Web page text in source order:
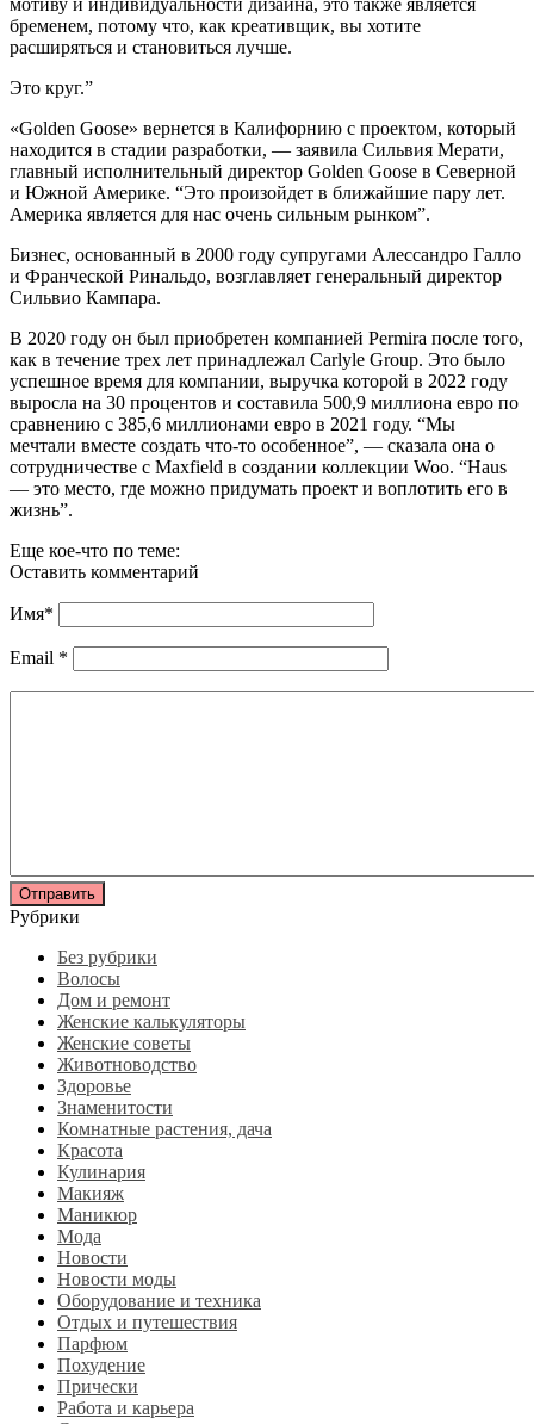
бременем, потому что, как креативщик, вы хотите
расширяться и становиться лучше.
Это круг.”
«Golden Goose» вернется в Калифорнию с проектом, который
находится в стадии разработки, — заявила Сильвия Мерати,
главный исполнительный директор Golden Goose в Северной
и Южной Америке. “Это произойдет в ближайшие пару лет.
Америка является для нас очень сильным рынком”.
Бизнес, основанный в 2000 году супругами Алессандро Галло
и Франческой Ринальдо, возглавляет генеральный директор
Сильвио Кампара.
В 2020 году он был приобретен компанией Permira после того,
как в течение трех лет принадлежал Carlyle Group. Это было
успешное время для компании, выручка которой в 2022 году
выросла на 30 процентов и составила 500,9 миллиона евро по
сравнению с 385,6 миллионами евро в 2021 году. “Мы
мечтали вместе создать что-то особенное”, — сказала она о
сотрудничестве с Maxfield в создании коллекции Woo. “Haus
— это место, где можно придумать проект и воплотить его в
жизнь”.
Еще кое-что по теме:
Оставить комментарий
Имя*
Email *
Рубрики
Без рубрики
Волосы
Дом и ремонт
Женские калькуляторы
Женские советы
Животноводство
Здоровье
Знаменитости
Комнатные растения, дача
Красота
Кулинария
Макияж
Маникюр
Мода
Новости
Новости моды
Оборудование и техника
Отдых и путешествия
Парфюм
Похудение
Прически
Работа и карьера